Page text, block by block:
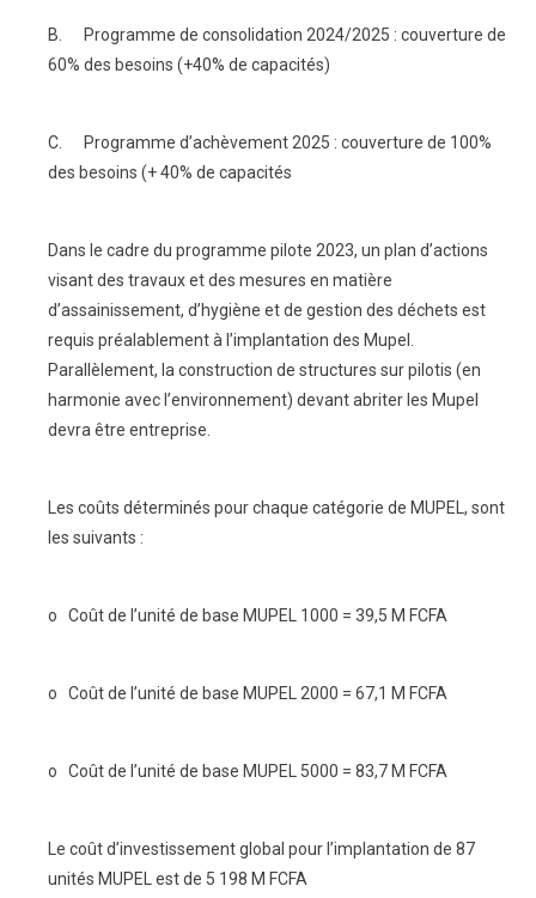
B. Programme de consolidation 2024/2025 : couverture de
60% des besoins (+40% de capacités)
C. Programme d’achèvement 2025 : couverture de 100%
des besoins (+ 40% de capacités
Dans le cadre du programme pilote 2023, un plan d’actions
visant des travaux et des mesures en matière
d’assainissement, d’hygiène et de gestion des déchets est
requis préalablement à l’implantation des Mupel.
Parallèlement, la construction de structures sur pilotis (en
harmonie avec l’environnement) devant abriter les Mupel
devra être entreprise.
Les coûts déterminés pour chaque catégorie de MUPEL, sont
les suivants :
o Coût de l’unité de base MUPEL 1000 = 39,5 M FCFA
o Coût de l’unité de base MUPEL 2000 = 67,1 M FCFA
o Coût de l’unité de base MUPEL 5000 = 83,7 M FCFA
Le coût d’investissement global pour l’implantation de 87
unités MUPEL est de 5 198 M FCFA